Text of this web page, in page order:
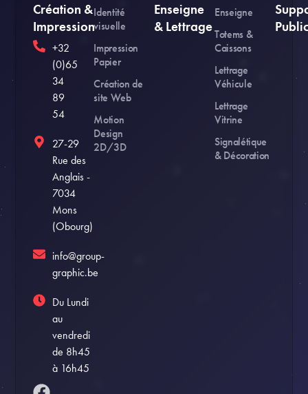
+32
(0)65
34
89
54
27-29
Rue des
Anglais -
7034
Mons
(Obourg)
info@group-
graphic.be
Du Lundi
au
vendredi
de 8h45
à 16h45
Création &
Impression
Identité
visuelle
Impression
Papier
Création de
site Web
Motion
Design
2D/3D
Enseigne
& Lettrage
Enseigne
Totems &
Caissons
Lettrage
Véhicule
Lettrage
Vitrine
Signalétique
& Décoration